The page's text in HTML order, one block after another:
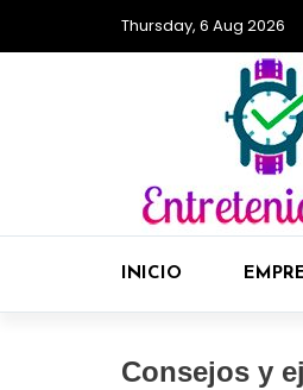
Thursday, 6 Aug 2026
INICIO
Consejos y